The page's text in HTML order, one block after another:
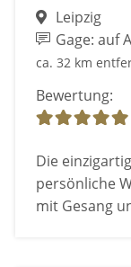
Leipzig
Gage: auf
ca. 32 km
Bewertung:
Die
persönliche
mit Gesang